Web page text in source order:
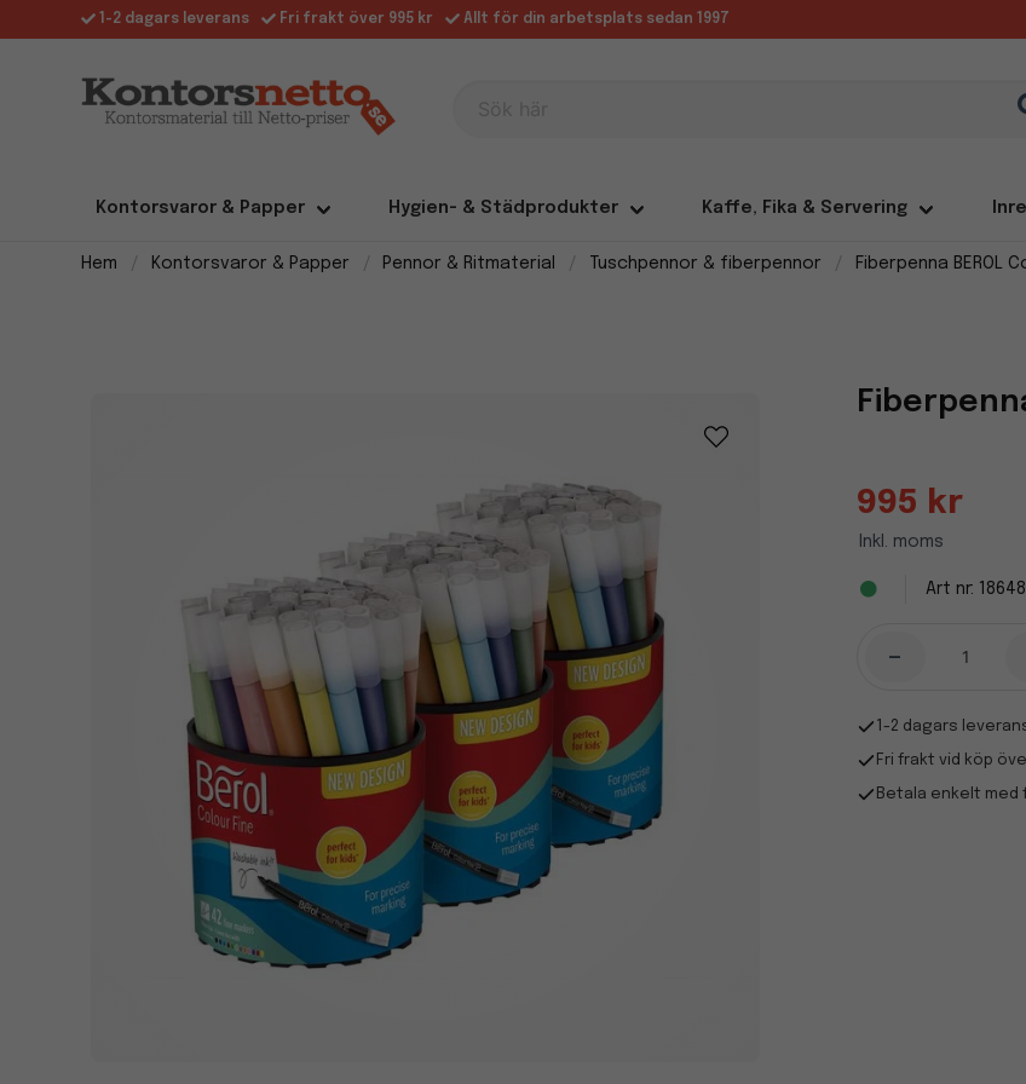
1-2 dagars leverans Fri frakt över 995 kr Allt för din arbetsplats sedan 1997
Kontorsvaror & Papper Hygien- & Städprodukter Kaffe, Fika & Servering
Hem Kontorsvaror & Papper Pennor & Ritmaterial Tuschpennor & fiberpennor Fiberpenna BEROL
995 kr
Inkl. moms
-
1-2 dagars
Fri frakt vid köp
Betala enkelt med